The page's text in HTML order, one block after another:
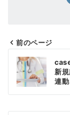
投
稿
ビ
前のページ
新
連